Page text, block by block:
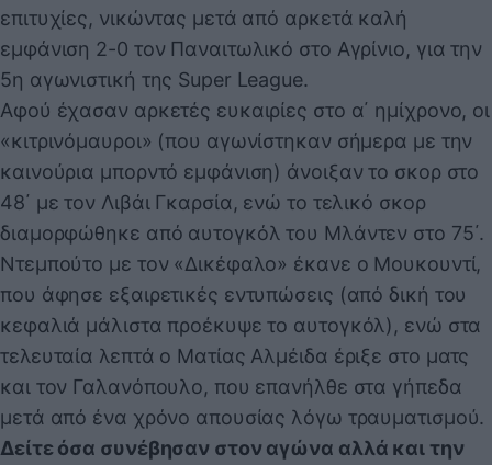
επιτυχίες, νικώντας μετά από αρκετά καλή
εμφάνιση 2-0 τον Παναιτωλικό στο Αγρίνιο, για την
5η αγωνιστική της Super League.
Αφού έχασαν αρκετές ευκαιρίες στο α΄ ημίχρονο, οι
«κιτρινόμαυροι» (που αγωνίστηκαν σήμερα με την
καινούρια μπορντό εμφάνιση) άνοιξαν το σκορ στο
48΄ με τον Λιβάι Γκαρσία, ενώ το τελικό σκορ
διαμορφώθηκε από αυτογκόλ του Μλάντεν στο 75΄.
Ντεμπούτο με τον «Δικέφαλο» έκανε ο Μουκουντί,
που άφησε εξαιρετικές εντυπώσεις (από δική του
κεφαλιά μάλιστα προέκυψε το αυτογκόλ), ενώ στα
τελευταία λεπτά ο Ματίας Αλμέιδα έριξε στο ματς
και τον Γαλανόπουλο, που επανήλθε στα γήπεδα
μετά από ένα χρόνο απουσίας λόγω τραυματισμού.
Δείτε όσα συνέβησαν στον αγώνα αλλά και την